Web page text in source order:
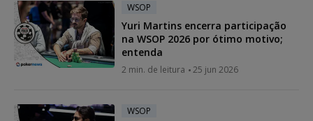
WSOP
Yuri Martins encerra participação
na WSOP 2026 por ótimo motivo;
entenda
2 min. de leitura 25 jun 2026
WSOP